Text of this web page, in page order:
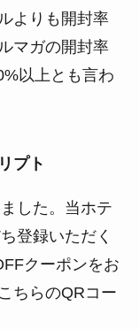
よりも開封率
マガの開封率
以上とも言わ
プト
した。当ホテ
登録いただく
クーポンをお
ちらのQRコー